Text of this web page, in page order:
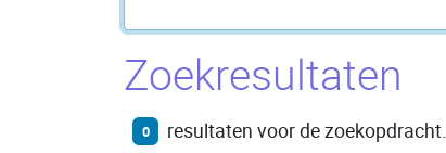
Zoekresultaten
0 resultaten voor de zoekopdracht.